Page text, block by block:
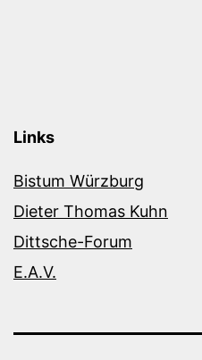
Links
Bistum Würzburg
Dieter Thomas Kuhn
Dittsche-Forum
E.A.V.